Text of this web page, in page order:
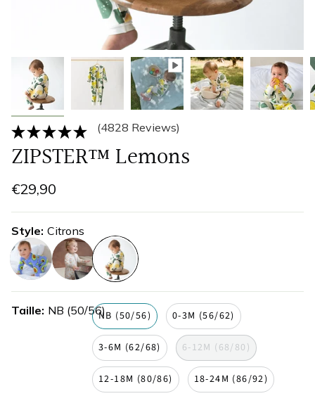
(4828 Reviews)
ZIPSTER™ Lemons
€29,90
Style Citrons
citrons
Taille NB (50/56)NB (50/56) 0-3M (56/62)
3-6M (62/68) 6-12M (68/80)
12-18M (80/86) 18-24M (86/92)